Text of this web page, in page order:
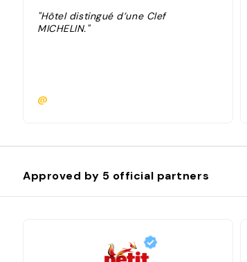
"Hôtel distingué d’une Clef
MICHELIN."
@
Approved by 5 official partners